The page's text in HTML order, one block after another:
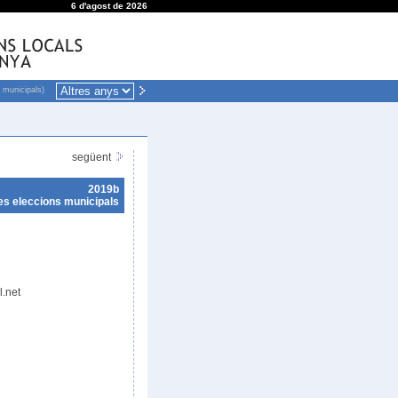
6 d'agost de 2026
municipals)
següent
2019b
eleccions municipals